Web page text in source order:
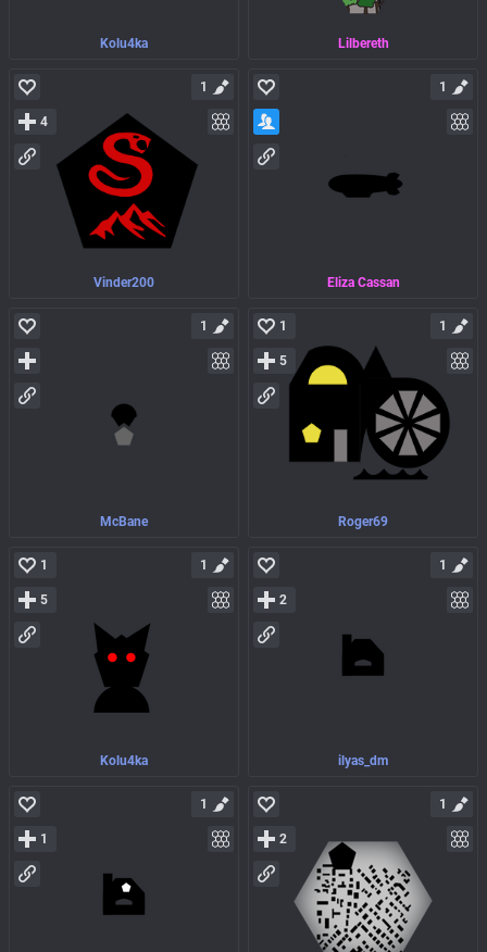
Kolu4ka Lilbereth
Vinder200
4
1
Eliza Cassan
1
McBane
1
Roger69
1
5
1
Kolu4ka
1
5
1
ilyas_dm
2
1
1
1
2
1